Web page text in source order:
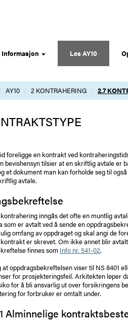
Informasjon Les AY10
AY10 2 KONTRAHERING 2.7
foreligge en kontrakt ved
bevishensyn tilsier at en skriftlig avtale er
et dokument man kan forholde seg til
avtale.
inngås det ofte en muntlig
som er avtalt ved å sende en
omfang av oppdraget og skal angi de
er skrevet. Om ikke annet blir
finnes som Info nr. 541-02.
at oppdragsbekreftelsen viser til NS 8401
for prosjekteringsfeil. Arkitekten løper
for å bli ansvarlig ut over forsikringens
for forbruker er omtalt under.
Alminnelige